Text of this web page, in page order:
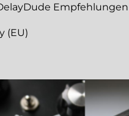
(EU)